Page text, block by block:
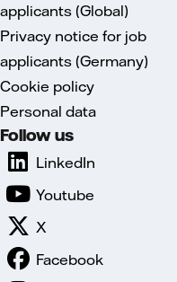
applicants (Global)
Privacy notice for job
applicants (Germany)
Cookie policy
Personal data
Follow us
LinkedIn
Youtube
X
Facebook